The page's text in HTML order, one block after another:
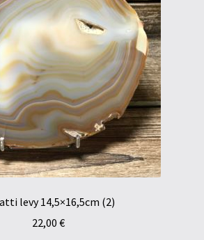
levy 14,5×16,5cm (2)
22,00 €